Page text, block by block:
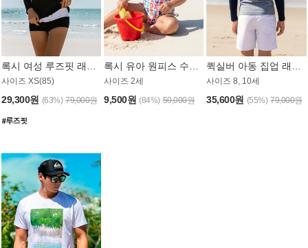
사이즈 XS(85)
29,300원 (63%) 79,000원
사이즈 2세
9,500원 (84%) 59,000원
사이즈 8, 10세
35,600원 (55%) 79,000원